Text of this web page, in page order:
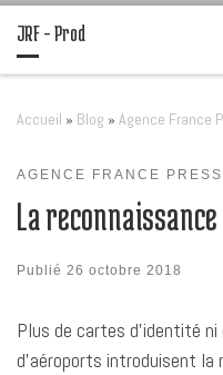
Passer au contenu
JRF – Prod
Accueil » Blog » Agence France
AGENCE FRANCE
La
Publié 26 octobre 2018
Plus de cartes d’identité
d’aéroports introduisent la